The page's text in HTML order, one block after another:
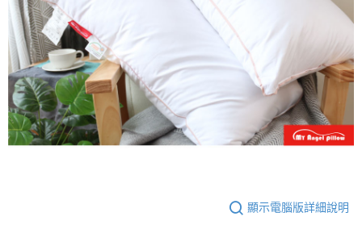
顯示電腦版詳細說明